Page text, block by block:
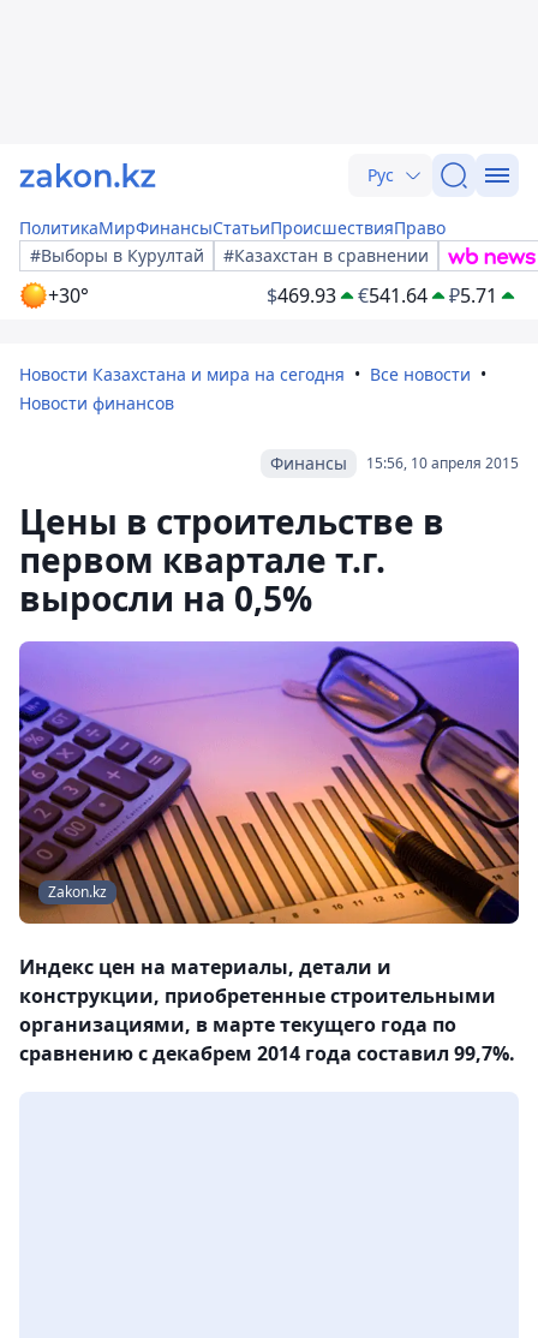
Рус
ПолитикаМирФинансыСтатьиПроисшествияПраво
#Выборы в Курултай
#Казахстан в сравнении
+30° $469.93 €541.64 ₽5.71
Новости Казахстана и мира на сегодня
Все новости
Новости финансов
15:56, 10 апреля 2015
Финансы
Цены в строительстве в
первом квартале т.г.
выросли на 0,5%
Zakon.kz
Индекс цен на материалы, детали и
конструкции, приобретенные строительными
организациями, в марте текущего года по
сравнению с декабрем 2014 года составил 99,7%.